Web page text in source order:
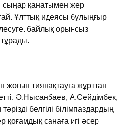
сыңар қанатымен жер
Ұлттық идеясы бұлыңғыр
байлық орынсыз
тиянақтауға жұрттан
Ә.Нысанбаев, А.Сейдiмбек,
белгiлi бiлiмпаздардың
қоғамдық санаға игi әсер